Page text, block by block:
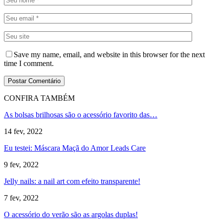
Save my name, email, and website in this browser for the next
time I comment.
CONFIRA TAMBÉM
As bolsas brilhosas são o acessório favorito das…
14 fev, 2022
Eu testei: Máscara Maçã do Amor Leads Care
9 fev, 2022
Jelly nails: a nail art com efeito transparente!
7 fev, 2022
O acessório do verão são as argolas duplas!